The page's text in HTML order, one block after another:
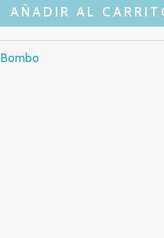
AÑADIR AL
Bombo